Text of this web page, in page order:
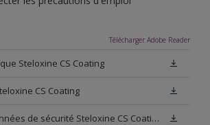
Télécharger Adobe Reader
Steloxine CS Coating
CS Coating
Fiche de données de sécurité Steloxine CS Coating